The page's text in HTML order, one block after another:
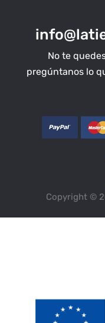
No te quedes
pregúntanos lo
Copyright ©